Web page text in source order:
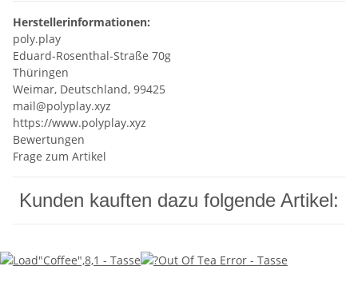
Herstellerinformationen:
poly.play
Eduard-Rosenthal-Straße 70g
Thüringen
Weimar, Deutschland, 99425
mail@polyplay.xyz
https://www.polyplay.xyz
Bewertungen
Frage zum Artikel
Kunden kauften dazu folgende Artikel: